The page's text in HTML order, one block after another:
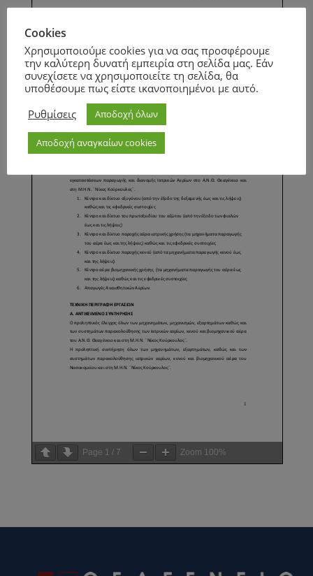
Page1 /1 Zoom100%
Page1/7 Zoom100%
Page 1 / 7 Zoom 100%
Cookies
Χρησιμοποιούμε cookies για να σας προσφέρουμε
την καλύτερη δυνατή εμπειρία στη σελίδα μας. Εάν
συνεχίσετε να χρησιμοποιείτε τη σελίδα, θα
υποθέσουμε πως είστε ικανοποιημένοι με αυτό.
Ρυθμίσεις
Αποδοχή όλων
Αποδοχή αναγκαίων cookies